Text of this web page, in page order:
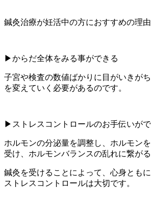
鍼灸治療が妊活中の方におすすめの理
▶︎からだ全体をみる事ができる
子宮や検査の数値ばかりに目がいきが
を変えていく必要があるのです。
▶︎ストレスコントロールのお手伝いが
ホルモンの分泌量を調整し、ホルモン
受け、ホルモンバランスの乱れに繋がる
鍼灸を受けることによって、心身とも
ストレスコントロールは大切です。